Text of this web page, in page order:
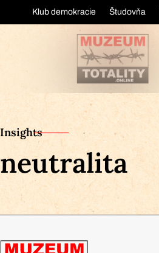
Klub demokracie Študovňa
Insights
neutralita